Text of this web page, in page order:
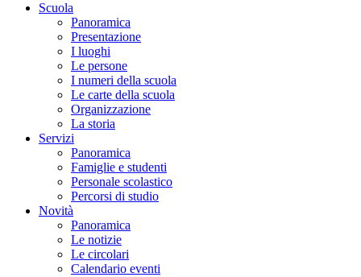
Scuola
Panoramica
Presentazione
I luoghi
Le persone
I numeri della scuola
Le carte della scuola
Organizzazione
La storia
Servizi
Panoramica
Famiglie e studenti
Personale scolastico
Percorsi di studio
Novità
Panoramica
Le notizie
Le circolari
Calendario eventi